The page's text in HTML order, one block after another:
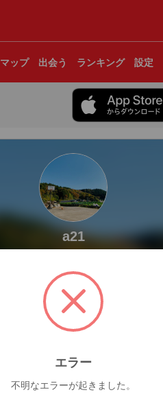
マップ 出会う ランキング 設定
a21
エラー
不明なエラーが起きました。